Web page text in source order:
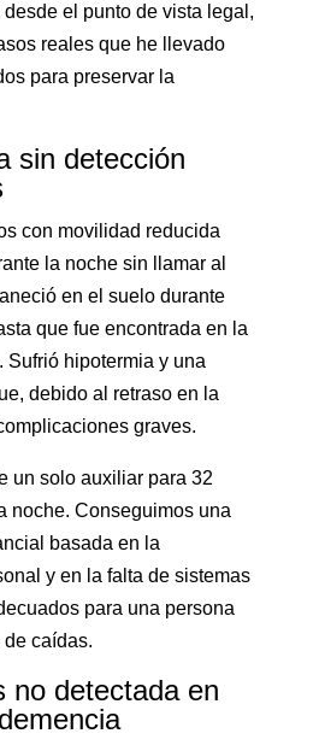
el punto de vista legal,
reales que he llevado
para preservar la
sin detección
con movilidad reducida
la noche sin llamar al
en el suelo durante
que fue encontrada en la
Sufrió hipotermia y una
debido al retraso en la
graves.
un solo auxiliar para 32
noche. Conseguimos una
basada en la
y en la falta de sistemas
para una persona
caídas.
no detectada en